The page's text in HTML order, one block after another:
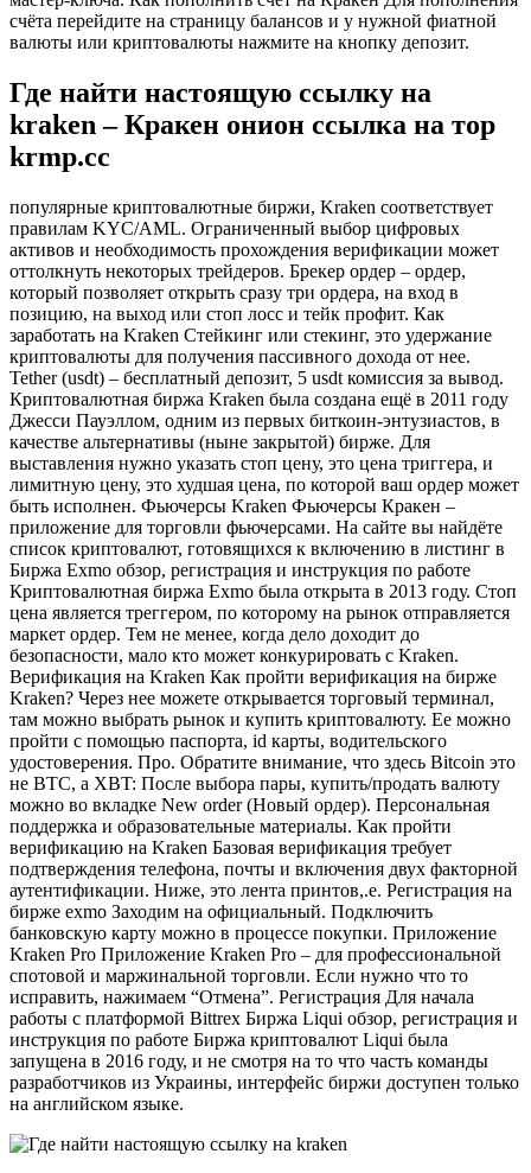
счёта перейдите на страницу балансов и у нужной фиатной
валюты или криптовалюты нажмите на кнопку депозит.
Где найти настоящую ссылку на
kraken – Кракен онион ссылка на тор
krmp.cc
популярные криптовалютные биржи, Kraken соответствует
правилам KYC/AML. Ограниченный выбор цифровых
активов и необходимость прохождения верификации может
оттолкнуть некоторых трейдеров. Брекер ордер – ордер,
который позволяет открыть сразу три ордера, на вход в
позицию, на выход или стоп лосс и тейк профит. Как
заработать на Kraken Стейкинг или стекинг, это удержание
криптовалюты для получения пассивного дохода от нее.
Tether (usdt) – бесплатный депозит, 5 usdt комиссия за вывод.
Криптовалютная биржа Kraken была создана ещё в 2011 году
Джесси Пауэллом, одним из первых биткоин-энтузиастов, в
качестве альтернативы (ныне закрытой) бирже. Для
выставления нужно указать стоп цену, это цена триггера, и
лимитную цену, это худшая цена, по которой ваш ордер может
быть исполнен. Фьючерсы Kraken Фьючерсы Кракен –
приложение для торговли фьючерсами. На сайте вы найдёте
список криптовалют, готовящихся к включению в листинг в
Биржа Exmo обзор, регистрация и инструкция по работе
Криптовалютная биржа Exmo была открыта в 2013 году. Стоп
цена является треггером, по которому на рынок отправляется
маркет ордер. Тем не менее, когда дело доходит до
безопасности, мало кто может конкурировать с Kraken.
Верификация на Kraken Как пройти верификация на бирже
Kraken? Через нее можете открывается торговый терминал,
там можно выбрать рынок и купить криптовалюту. Ее можно
пройти с помощью паспорта, id карты, водительского
удостоверения. Про. Обратите внимание, что здесь Bitcoin это
не BTC, а XBT: После выбора пары, купить/продать валюту
можно во вкладке New order (Новый ордер). Персональная
поддержка и образовательные материалы. Как пройти
верификацию на Kraken Базовая верификация требует
подтверждения телефона, почты и включения двух факторной
аутентификации. Ниже, это лента принтов,.е. Регистрация на
бирже exmo Заходим на официальный. Подключить
банковскую карту можно в процессе покупки. Приложение
Kraken Pro Приложение Kraken Pro – для профессиональной
спотовой и маржинальной торговли. Если нужно что то
исправить, нажимаем “Отмена”. Регистрация Для начала
работы с платформой Bittrex Биржа Liqui обзор, регистрация и
инструкция по работе Биржа криптовалют Liqui была
запущена в 2016 году, и не смотря на то что часть команды
разработчиков из Украины, интерфейс биржи доступен только
на английском языке.